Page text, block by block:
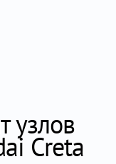
узлов
Creta